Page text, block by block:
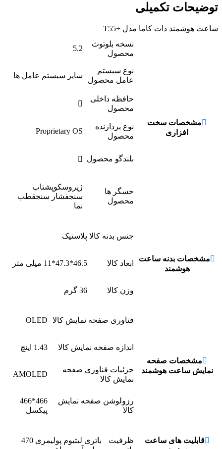
توضیحات تکمیلی
ساعت هوشمند دات کاما مدل +T55
مشخصات سخت
افزاری
نسخه بلوتوث
محصول
5.2
نوع سیستم
عامل محصول
ساير سيستم عامل ها
حافظه داخلی
محصول
نوع پردازنده
محصول
Proprietary OS
بلندگو محصول
حسگر ها
محصول
ژیروسکوپشتاب
سنجفشار سنجقطب
نما
مشخصات بدنه ساعت
هوشمند
جنس بدنه کالا پلاستیک
ابعاد کالا 46.5*47.3*11 میلی متر
وزن کالا 36 گرم
مشخصات صفحه
نمایش ساعت هوشمند
فناوری صفحه نمایش کالا OLED
اندازه صفحه نمایش کالا 1.43 اینچ
جزئیات فناوری صفحه
نمایش کالا
AMOLED
رزولوشن صفحه نمایش
کالا
466*466
پیکسل
قابلیت های ساعت
ظرفیت
باتری لیتیوم پولیمری 470